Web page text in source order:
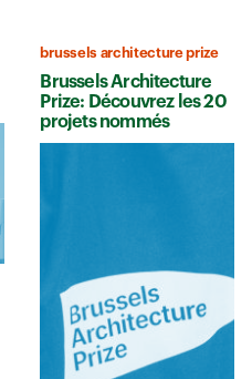
brussels architecture prize
Brussels Architecture
Prize: Découvrez les 20
projets nommés